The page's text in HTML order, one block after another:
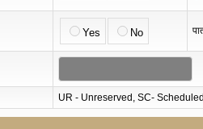
Yes No
UR - Unreserved, SC-